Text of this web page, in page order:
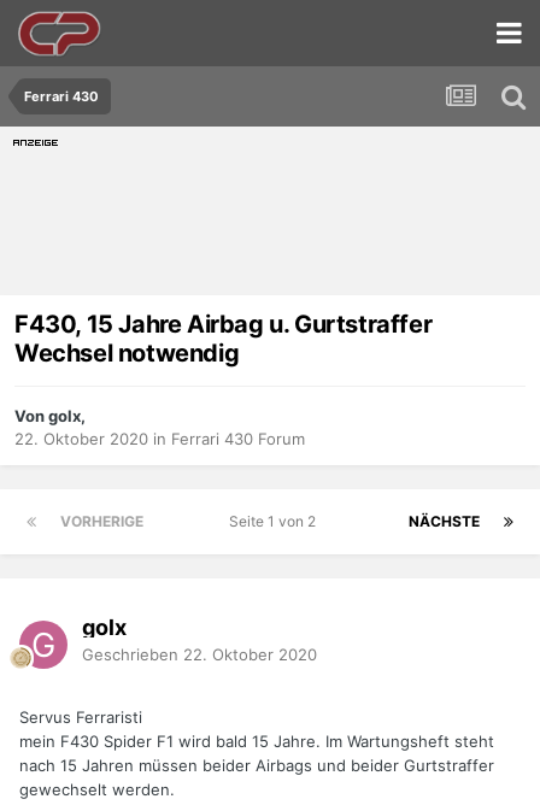
Ferrari 430
F430, 15 Jahre Airbag u. Gurtstraffer
Wechsel notwendig
Von golx,
22. Oktober 2020 in Ferrari 430 Forum
VORHERIGE NÄCHSTE
Seite 1 von 2
golx
Geschrieben 22. Oktober 2020
Servus Ferraristi
mein F430 Spider F1 wird bald 15 Jahre. Im Wartungsheft steht
nach 15 Jahren müssen beider Airbags und beider Gurtstraffer
gewechselt werden.